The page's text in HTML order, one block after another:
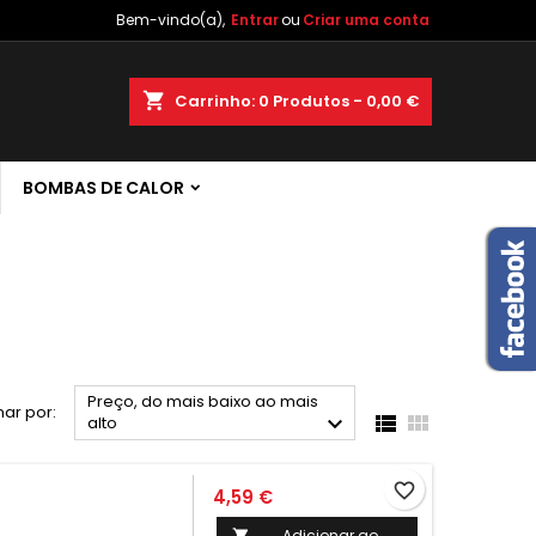
Bem-vindo(a), Entrarou Criar uma conta
shopping_cart Carrinho: 0 Produtos - 0,00 €
BOMBAS DE CALOR
por:
Preço, do mais baixo ao mais
alto
  
4,59 € favorite_border